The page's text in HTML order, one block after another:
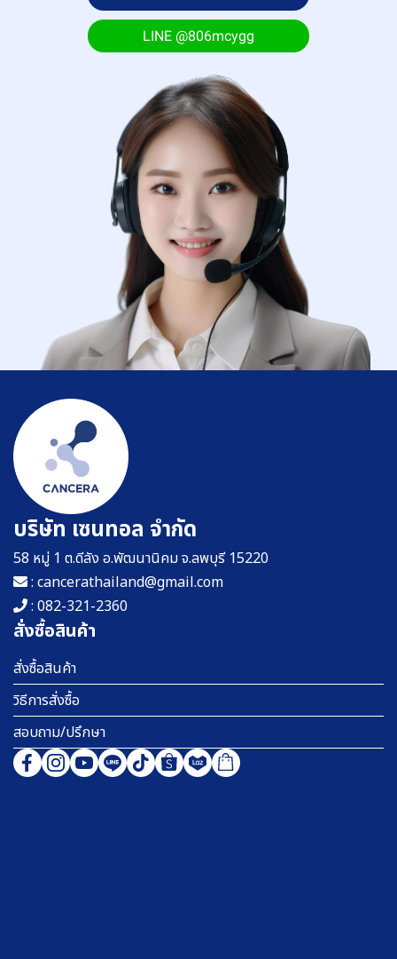
LINE @806mcygg
บริษัท เซนทอล จำกัด
58 หมู่ 1 ต.ดีลัง อ.พัฒนานิคม จ.ลพบุรี 15220
: cancerathailand@gmail.com
: 082-321-2360
สั่งซื้อสินค้า
สั่งซื้อสินค้า
วิธีการสั่งซื้อ
สอบถาม/ปรึกษา